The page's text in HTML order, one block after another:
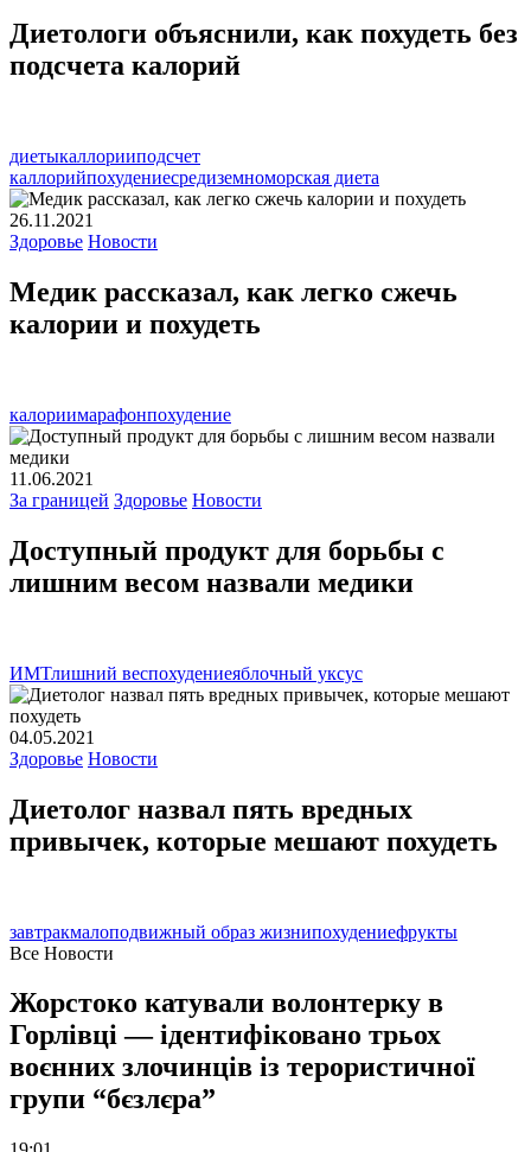
Диетологи объяснили, как похудеть без
подсчета калорий
диетыкаллорииподсчет
каллорийпохудениесредиземноморская диета
26.11.2021
Здоровье Новости
Медик рассказал, как легко сжечь
калории и похудеть
калориимарафонпохудение
11.06.2021
За границей Здоровье Новости
Доступный продукт для борьбы с
лишним весом назвали медики
ИМТлишний веспохудениеяблочный уксус
04.05.2021
Здоровье Новости
Диетолог назвал пять вредных
привычек, которые мешают похудеть
завтракмалоподвижный образ жизнипохудениефрукты
Все Новости
Жорстоко катували волонтерку в
Горлівці — ідентифіковано трьох
воєнних злочинців із терористичної
групи “бєзлєра”